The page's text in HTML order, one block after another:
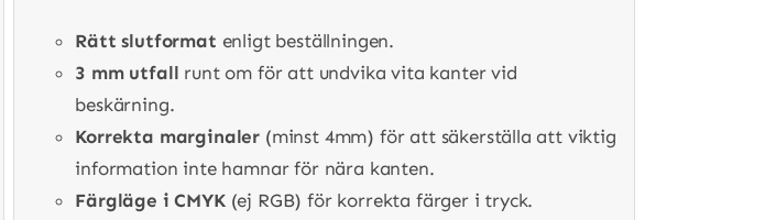
Rätt slutformat enligt beställningen.
3 mm utfall runt om för att undvika vita kanter vid
beskärning.
Korrekta marginaler (minst 4mm) för att säkerställa att viktig
information inte hamnar för nära kanten.
Färgläge i CMYK(ej RGB) för korrekta färger i tryck.